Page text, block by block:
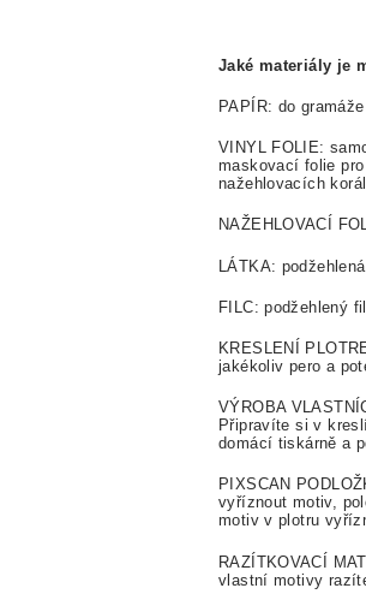
Jaké materiály je
PAPÍR: do
VINYL FOLIE:
maskovací folie
nažehlovacích
NAŽEHLOVACÍ
LÁTKA:
FILC: podžehlený
KRESLENÍ
jakékoliv pero a
VÝROBA
Připravíte si v
domácí tiskárně a
PIXSCAN
vyříznout motiv,
motiv v plotru
RAZÍTKOVACÍ
vlastní motivy